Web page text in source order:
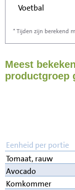
Voetbal
Stofzuigen
Strijken
* Tijden zijn berekend
Meest
productgroep
Eenheid per portie
Tomaat, rauw
Avocado
Komkommer